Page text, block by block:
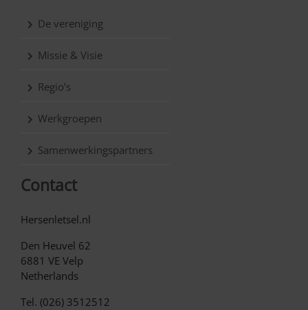
De vereniging
Missie & Visie
Regio’s
Werkgroepen
Samenwerkingspartners
Contact
Hersenletsel.nl
Den Heuvel 62
6881 VE Velp
Netherlands
Tel. (026) 3512512